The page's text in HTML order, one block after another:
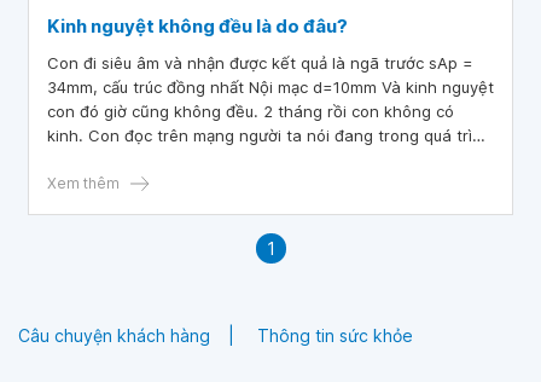
Kinh nguyệt không đều là do đâu?
Con đi siêu âm và nhận được kết quả là ngã trước sAp =
34mm, cấu trúc đồng nhất Nội mạc d=10mm Và kinh nguyệt
con đó giờ cũng không đều. 2 tháng rồi con không có
kinh. Con đọc trên mạng người ta nói đang trong quá trình
đều là do đâu ạ?
Xem thêm
1
Câu chuyện khách hàng Thông tin sức khỏe